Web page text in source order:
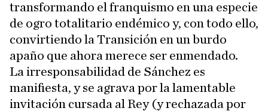
transformando el franquismo en una especie
de ogro totalitario endémico y, con todo ello,
convirtiendo la Transición en un burdo
apaño que ahora merece ser enmendado.
La irresponsabilidad de Sánchez es
manifiesta, y se agrava por la lamentable
invitación cursada al Rey (y rechazada por